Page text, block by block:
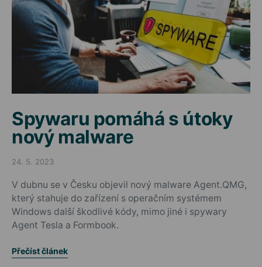
Spywaru pomáhá s útoky
nový malware
Posted on
24. 5. 2023
V dubnu se v Česku objevil nový malware Agent.QMG,
který stahuje do zařízení s operačním systémem
Windows další škodlivé kódy, mimo jiné i spywary
Agent Tesla a Formbook.
Přečíst článek